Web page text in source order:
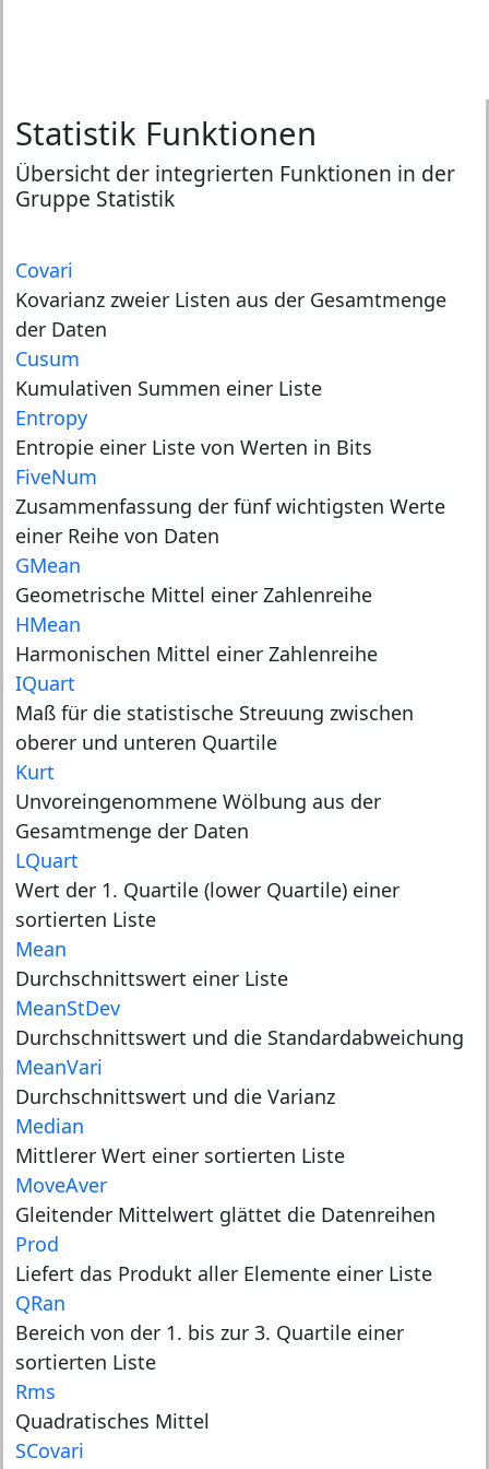
Statistik Funktionen
Übersicht der integrierten Funktionen in der
Gruppe Statistik
Covari
Kovarianz zweier Listen aus der Gesamtmenge
der Daten
Cusum
Kumulativen Summen einer Liste
Entropy
Entropie einer Liste von Werten in Bits
FiveNum
Zusammenfassung der fünf wichtigsten Werte
einer Reihe von Daten
GMean
Geometrische Mittel einer Zahlenreihe
HMean
Harmonischen Mittel einer Zahlenreihe
IQuart
Maß für die statistische Streuung zwischen
oberer und unteren Quartile
Kurt
Unvoreingenommene Wölbung aus der
Gesamtmenge der Daten
LQuart
Wert der 1. Quartile (lower Quartile) einer
sortierten Liste
Mean
Durchschnittswert einer Liste
MeanStDev
Durchschnittswert und die Standardabweichung
MeanVari
Durchschnittswert und die Varianz
Median
Mittlerer Wert einer sortierten Liste
MoveAver
Gleitender Mittelwert glättet die Datenreihen
Prod
Liefert das Produkt aller Elemente einer Liste
QRan
Bereich von der 1. bis zur 3. Quartile einer
sortierten Liste
Rms
Quadratisches Mittel
SCovari